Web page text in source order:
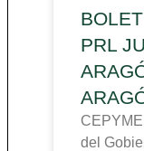
PRL
del